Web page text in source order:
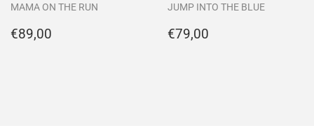
MAMA ON THE RUN
Normaler
Preis
€89,00
JUMP INTO THE BLUE
Normaler
Preis
€79,00